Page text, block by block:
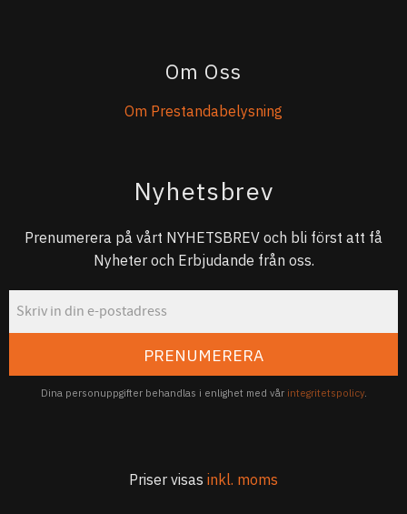
Om Oss
Om Prestandabelysning
Nyhetsbrev
Prenumerera på vårt NYHETSBREV och bli först att få
Nyheter och Erbjudande från oss.
PRENUMERERA
Dina personuppgifter behandlas i enlighet med vår integritetspolicy.
Priser visas inkl. moms